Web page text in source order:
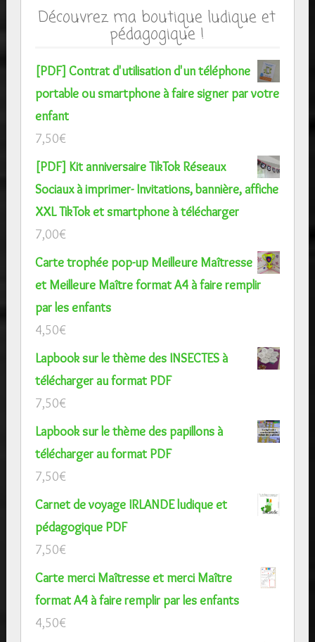
Découvrez ma boutique ludique et
pédagogique !
[PDF] Contrat d'utilisation d'un téléphone
portable ou smartphone à faire signer par votre
enfant
7,50€
[PDF] Kit anniversaire TikTok Réseaux
Sociaux à imprimer- Invitations, bannière, affiche
XXL TikTok et smartphone à télécharger
7,00€
Carte trophée pop-up Meilleure Maîtresse
et Meilleure Maître format A4 à faire remplir
par les enfants
4,50€
Lapbook sur le thème des INSECTES à
télécharger au format PDF
7,50€
Lapbook sur le thème des papillons à
télécharger au format PDF
7,50€
Carnet de voyage IRLANDE ludique et
pédagogique PDF
7,50€
Carte merci Maîtresse et merci Maître
format A4 à faire remplir par les enfants
4,50€